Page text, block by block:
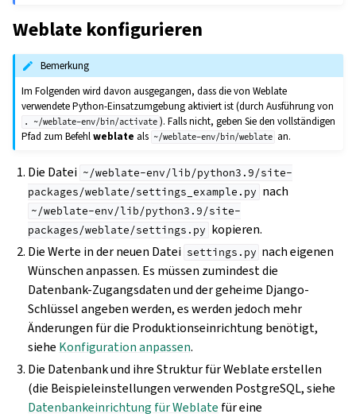
Weblate konfigurieren
Bemerkung
Im Folgenden wird davon ausgegangen, dass die von Weblate
verwendete Python-Einsatzumgebung aktiviert ist (durch Ausführung von
. ~/weblate-env/bin/activate ). Falls nicht, geben Sie den vollständigen
Pfad zum Befehlweblate als ~/weblate-env/bin/weblate an.
Die Datei ~/weblate-env/lib/python3.9/site-
packages/weblate/settings_example.py nach
~/weblate-env/lib/python3.9/site-
packages/weblate/settings.py kopieren.
Die Werte in der neuen Datei settings.py nach eigenen
Wünschen anpassen. Es müssen zumindest die
Datenbank-Zugangsdaten und der geheime Django-
Schlüssel angeben werden, es werden jedoch mehr
Änderungen für die Produktionseinrichtung benötigt,
siehe Konfiguration anpassen.
Die Datenbank und ihre Struktur für Weblate erstellen
(die Beispieleinstellungen verwenden PostgreSQL, siehe
Datenbankeinrichtung für Weblate für eine